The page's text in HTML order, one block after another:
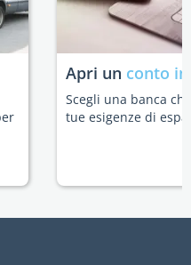
Apri un conto
Scegli una banca
tue esigenze di